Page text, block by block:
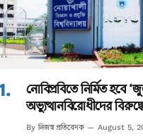
নোবিপ্রবিতে নির্মিত হবে
অভ্যুত্থানবিরোধীদের
By নিজস্ব প্রতিবেদক August 5,